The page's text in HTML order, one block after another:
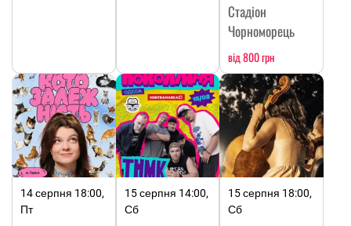
Стадіон
Чорноморець
від 800 грн
14 серпня 18:00,
Пт
15 серпня 14:00,
Сб
15 серпня 18:00,
Сб